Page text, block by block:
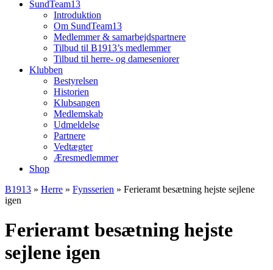
SundTeam13
Introduktion
Om SundTeam13
Medlemmer & samarbejdspartnere
Tilbud til B1913’s medlemmer
Tilbud til herre- og dameseniorer
Klubben
Bestyrelsen
Historien
Klubsangen
Medlemskab
Udmeldelse
Partnere
Vedtægter
Æresmedlemmer
Shop
B1913 » Herre » Fynsserien » Ferieramt besætning hejste sejlene
igen
Ferieramt besætning hejste
sejlene igen